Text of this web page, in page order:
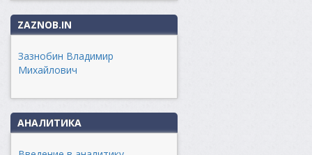
ZAZNOB.IN
Зазнобин Владимир
Михайлович
АНАЛИТИКА